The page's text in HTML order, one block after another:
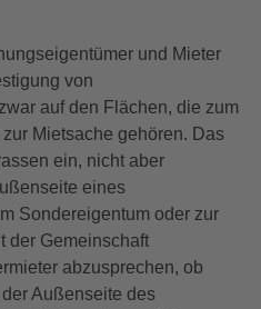
und Mieter
von
auf den Flächen, die zum
Mietsache gehören. Das
ein, nicht aber
eines
Sondereigentum oder zur
der Gemeinschaft
abzusprechen, ob
Außenseite des